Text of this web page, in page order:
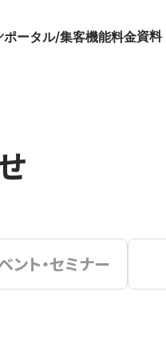
ポータル/集客機能料金資料
ント・セミナー